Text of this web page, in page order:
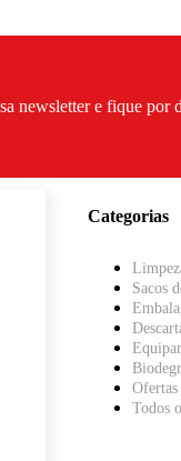
newsletter e fique por
Categorias
Sacos
Ofertas
Todos